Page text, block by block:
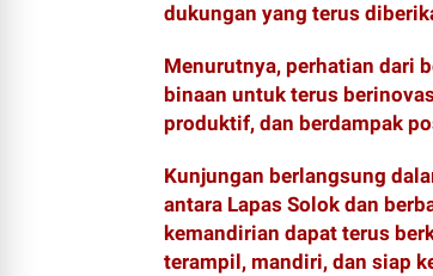
dukungan yang terus
Menurutnya, perhatian dari
binaan untuk terus
produktif, dan berdampak
Kunjungan berlangsung
antara Lapas Solok dan
kemandirian dapat terus
terampil, mandiri, dan siap